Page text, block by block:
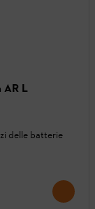
AR L
delle batterie